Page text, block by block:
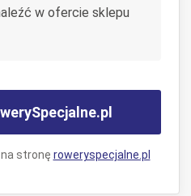
w ofercie sklepu
stronę roweryspecjalne.pl